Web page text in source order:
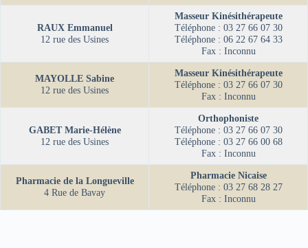
RAUX Emmanuel
12 rue des Usines
Masseur Kinésithérapeute
Téléphone : 03 27 66 07 30
Téléphone : 06 22 67 64 33
Fax : Inconnu
MAYOLLE Sabine
12 rue des Usines
Masseur Kinésithérapeute
Téléphone : 03 27 66 07 30
Fax : Inconnu
GABET Marie-Hélène
12 rue des Usines
Orthophoniste
Téléphone : 03 27 66 07 30
Téléphone : 03 27 66 00 68
Fax : Inconnu
Pharmacie de la Longueville
4 Rue de Bavay
Pharmacie Nicaise
Téléphone : 03 27 68 28 27
Fax : Inconnu